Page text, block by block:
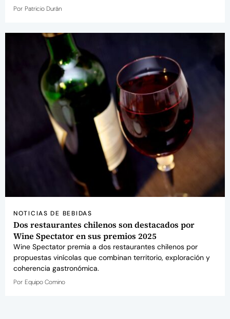
Por Patricio Durán
NOTICIAS DE BEBIDAS
Dos restaurantes chilenos son destacados por
Wine Spectator en sus premios 2025
Wine Spectator premia a dos restaurantes chilenos por
propuestas vinícolas que combinan territorio, exploración y
coherencia gastronómica.
Por Equipo Comino